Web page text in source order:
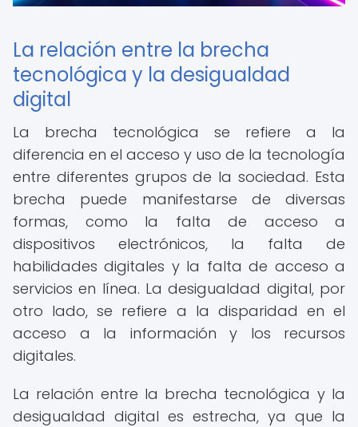
La relación entre la brecha
tecnológica y la desigualdad
digital
La brecha tecnológica se refiere a la
diferencia en el acceso y uso de la tecnología
entre diferentes grupos de la sociedad. Esta
brecha puede manifestarse de diversas
formas, como la falta de acceso a
dispositivos electrónicos, la falta de
habilidades digitales y la falta de acceso a
servicios en línea. La desigualdad digital, por
otro lado, se refiere a la disparidad en el
acceso a la información y los recursos
digitales.
La relación entre la brecha tecnológica y la
desigualdad digital es estrecha, ya que la